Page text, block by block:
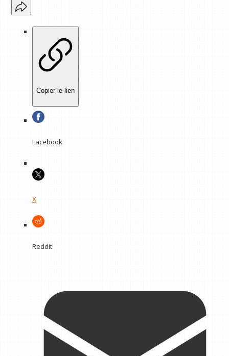
Copier le lien
Facebook
X
Reddit